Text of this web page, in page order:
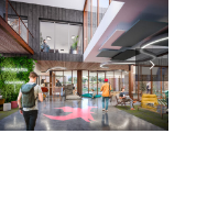
Construction de
l’immeuble de
bureaux Niort
Tech 3
Niort (79)